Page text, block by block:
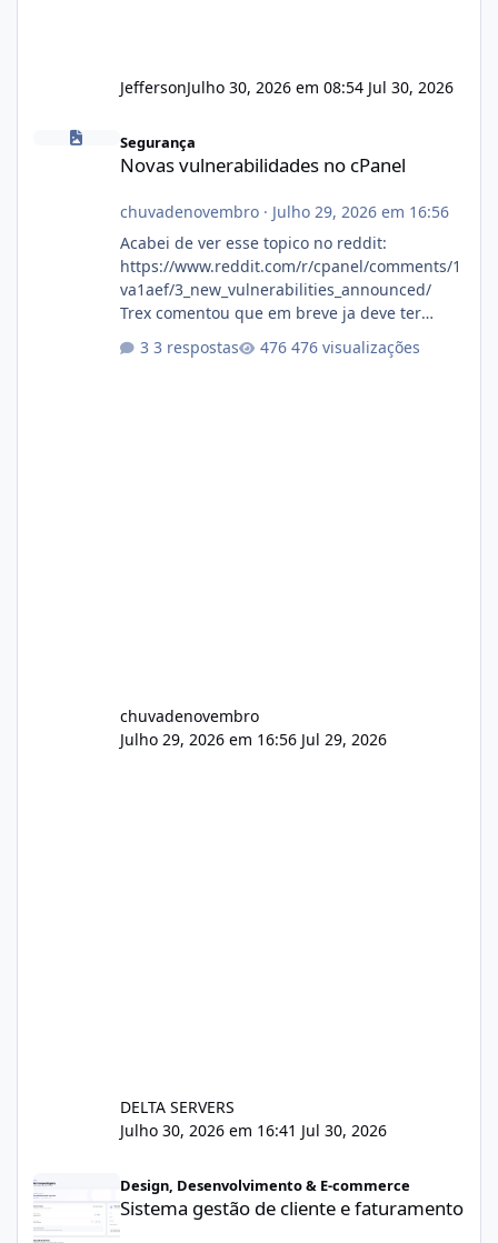
JeffersonJulho 30, 2026 em 08:54 Jul 30, 2026
Novas vulnerabilidades no cPanel
Segurança
Novas vulnerabilidades no cPanel
chuvadenovembro· Julho 29, 2026 em 16:56
Acabei de ver esse topico no reddit:
https://www.reddit.com/r/cpanel/comments/1
va1aef/3_new_vulnerabilities_announced/
Trex comentou que em breve ja deve ter
3 respostas 476 visualizações
chuvadenovembro
Julho 29, 2026 em 16:56 Jul 29, 2026
DELTA SERVERS
Julho 30, 2026 em 16:41 Jul 30, 2026
Design, Desenvolvimento & E-commerce
Sistema gestão de cliente e faturamento